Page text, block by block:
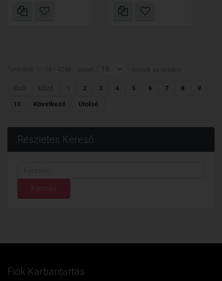
Találatok: 1 - 18 / 4298 nézet: 18 termék az oldalon
Első Előző 1 2 3 4 5 6 7 8 9
10 Következő Utolsó
Részletes Kereső
Keresés
Fiók Karbantartás